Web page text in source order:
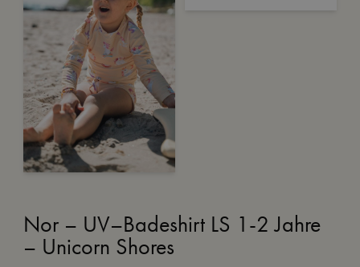
Nor – UV–Badeshirt LS 1-2 Jahre
– Unicorn Shores